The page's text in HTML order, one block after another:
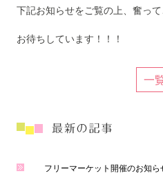
下記お知らせをご覧の上、奮って
お待ちしています！！！
一
フリーマーケット開催のお知ら